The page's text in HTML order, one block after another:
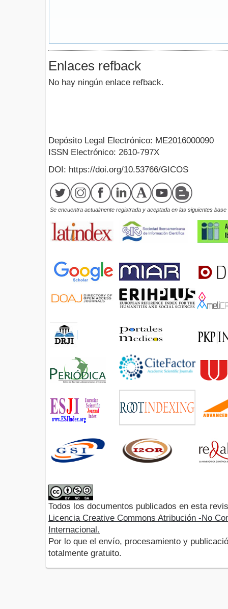
Enlaces refback
No hay ningún enlace refback.
Depósito Legal Electrónico: ME2016000090
ISSN Electrónico: 2610-797X
DOI: https://doi.org/10.53766/GICOS
Se encuentra actualmente registrada y aceptada en las siguientes
Todos los documentos publicados en esta
Licencia Creative Commons Atribución -No
Internacional.
Por lo que el envío, procesamiento y
totalmente gratuito.